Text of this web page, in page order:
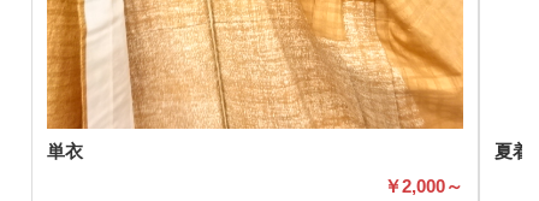
単衣
2,000～
夏着